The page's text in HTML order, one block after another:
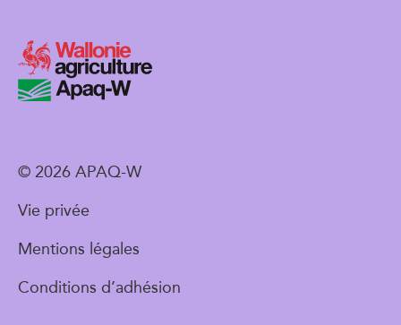
© 2026 APAQ-W
Vie privée
Mentions légales
Conditions d’adhésion